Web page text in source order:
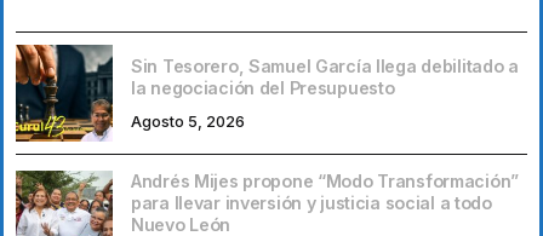
Sin Tesorero, Samuel García llega debilitado a
la negociación del Presupuesto
Agosto 5, 2026
Andrés Mijes propone “Modo Transformación”
para llevar inversión y justicia social a todo
Nuevo León